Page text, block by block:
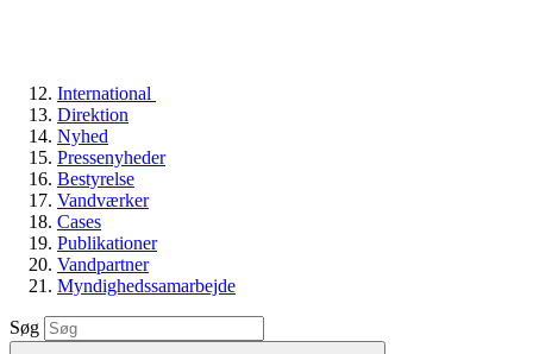
International
Direktion
Nyhed
Pressenyheder
Bestyrelse
Vandværker
Cases
Publikationer
Vandpartner
Myndighedssamarbejde
Søg